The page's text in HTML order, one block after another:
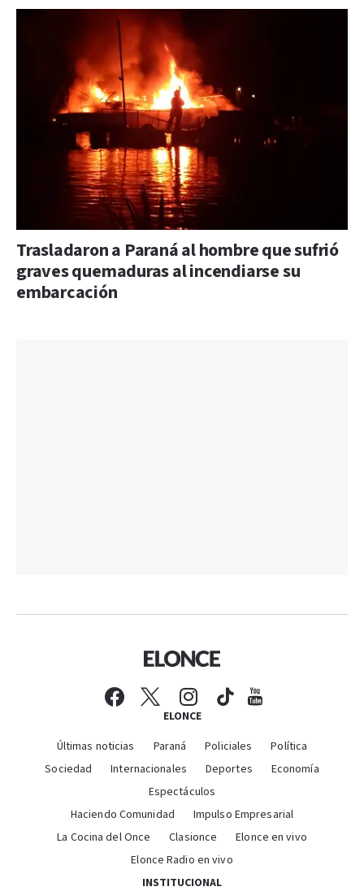
Trasladaron a Paraná al hombre que sufrió
graves quemaduras al incendiarse su
embarcación
ELONCE
Últimas noticias Paraná Policiales
Política
Sociedad
Internacionales Deportes
Economía
Espectáculos
Haciendo Comunidad
Impulso Empresarial
La Cocina del Once
Clasionce
Elonce en vivo
Elonce Radio en vivo
INSTITUCIONAL